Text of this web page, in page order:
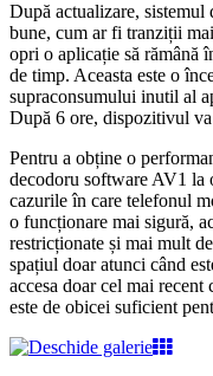
După actualizare, sistemul
bune, cum ar fi tranziții
opri o aplicație să rămână
de timp. Aceasta este o
supraconsumului inutil al
După 6 ore, dispozitivul
Pentru a obține o
decodoru software AV1 la
cazurile în care telefonul
o funcționare mai sigură,
restricționate și mai mult
spațiul doar atunci când
accesa doar cel mai
este de obicei suficient